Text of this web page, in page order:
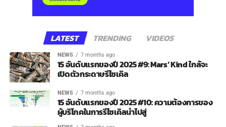
LATEST TRENDING VIDEOS
NEWS 7 months ago
15 อันดับแรกของปี 2025 #9: Mars’ Kind ใกล้จะ
เปิดตัวกระดาษรีไซเคิล
NEWS 7 months ago
15 อันดับแรกของปี 2025 #10: ความต้องการของ
ผู้บริโภคในการรีไซเคิลนำไปสู่